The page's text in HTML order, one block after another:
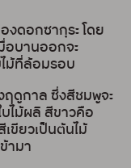
งดอกซากุระ โดย
อบานออกจะ
ไม้ที่ล้อมรอบ
ดูกาล ซึ่งสีชมพูจะ
ไม้ผลิ สีขาวคือ
ขียวเป็นต้นไม้
ามา